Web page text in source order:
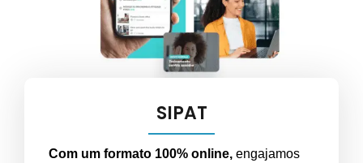
SIPAT
Com um formato 100% online, engajamos